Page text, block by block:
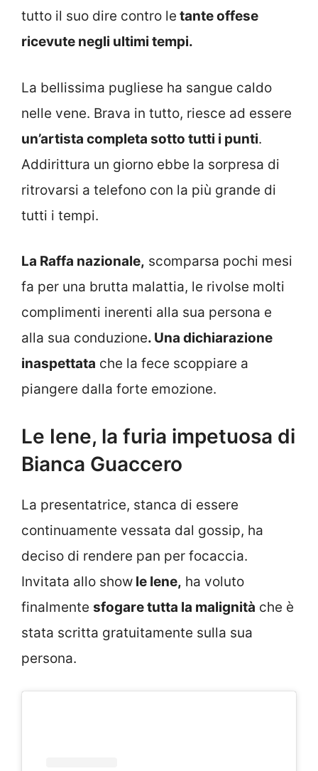
tutto il suo dire contro le tante offese
ricevute negli ultimi tempi.
La bellissima pugliese ha sangue caldo
nelle vene. Brava in tutto, riesce ad essere
un’artista completa sotto tutti i punti.
Addirittura un giorno ebbe la sorpresa di
ritrovarsi a telefono con la più grande di
tutti i tempi.
La Raffa nazionale, scomparsa pochi mesi
fa per una brutta malattia, le rivolse molti
complimenti inerenti alla sua persona e
alla sua conduzione. Una dichiarazione
inaspettata che la fece scoppiare a
piangere dalla forte emozione.
Le Iene, la furia impetuosa di
Bianca Guaccero
La presentatrice, stanca di essere
continuamente vessata dal gossip, ha
deciso di rendere pan per focaccia.
Invitata allo show le Iene, ha voluto
finalmente sfogare tutta la malignità che è
stata scritta gratuitamente sulla sua
persona.